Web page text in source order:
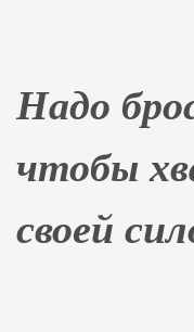
Надо
чтобы
своей